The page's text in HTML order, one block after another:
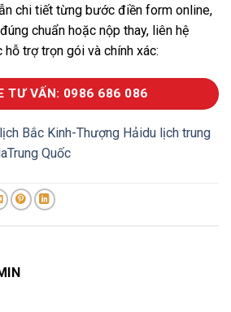
chi tiết từng bước điền form online,
chuẩn hoặc nộp thay, liên hệ
trợ trọn gói và chính xác:
TƯ VẤN: 0986 686 086
Bắc Kinh-Thượng Hảidu lịch trung
Trung Quốc